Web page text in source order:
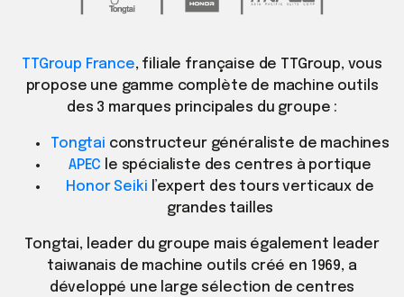
TTGroup France, filiale française de TTGroup, vous
propose une gamme complète de machine outils
des 3 marques principales du groupe :
Tongtai constructeur généraliste de machines
APEC le spécialiste des centres à portique
Honor Seiki l’expert des tours verticaux de
grandes tailles
Tongtai, leader du groupe mais également leader
taiwanais de machine outils créé en 1969, a
développé une large sélection de centres